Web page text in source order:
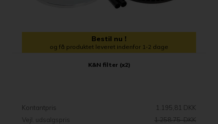
Bestil nu !
og få produktet leveret indenfor 1-2 dage
K&N filter (x2)
Kontantpris
1.195,81 DKK
Vejl. udsalgspris
1.258,75 DKK